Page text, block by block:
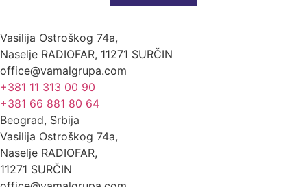
Vasilija Ostroškog 74a,
Naselje RADIOFAR, 11271 SURČIN
office@vamalgrupa.com
+381 11 313 00 90
+381 66 881 80 64
Beograd, Srbija
Vasilija Ostroškog 74a,
Naselje RADIOFAR,
11271 SURČIN